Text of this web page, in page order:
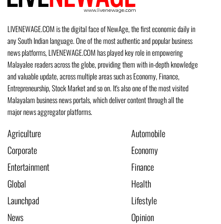
LIVENEWAGE.COM is the digital face of NewAge, the first economic daily in
any South Indian language. One of the most authentic and popular business
news platforms, LIVENEWAGE.COM has played key role in empowering
Malayalee readers across the globe, providing them with in-depth knowledge
and valuable update, across multiple areas such as Economy, Finance,
Entrepreneurship, Stock Market and so on. It's also one of the most visited
Malayalam business news portals, which deliver content through all the
major news aggregator platforms.
Agriculture
Automobile
Corporate
Economy
Entertainment
Finance
Global
Health
Launchpad
Lifestyle
News
Opinion